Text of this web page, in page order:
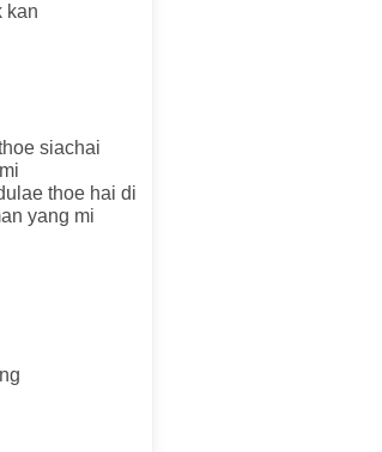
kan
siachai
thoe hai di
yang mi